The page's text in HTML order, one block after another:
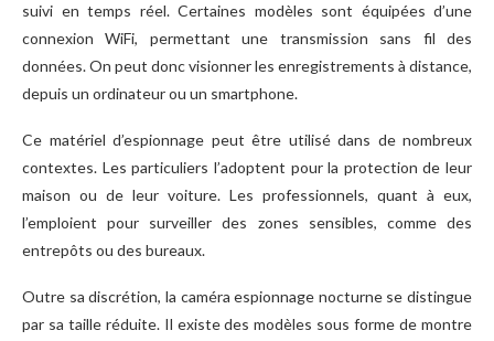
suivi en temps réel. Certaines modèles sont équipées d’une
connexion WiFi, permettant une transmission sans fil des
données. On peut donc visionner les enregistrements à distance,
depuis un ordinateur ou un smartphone.
Ce matériel d’espionnage peut être utilisé dans de nombreux
contextes. Les particuliers l’adoptent pour la protection de leur
maison ou de leur voiture. Les professionnels, quant à eux,
l’emploient pour surveiller des zones sensibles, comme des
entrepôts ou des bureaux.
Outre sa discrétion, la caméra espionnage nocturne se distingue
par sa taille réduite. Il existe des modèles sous forme de montre